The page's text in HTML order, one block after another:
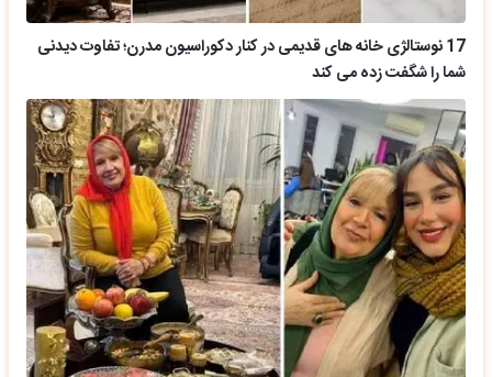
17 نوستالژی خانه های قدیمی در کنار دکوراسیون مدرن؛ تفاوت دیدنی
شما را شگفت زده می کند